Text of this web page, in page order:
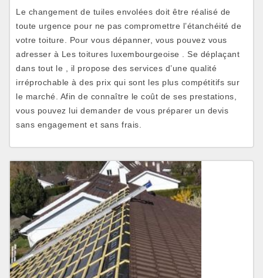
Le changement de tuiles envolées doit être réalisé de
toute urgence pour ne pas compromettre l’étanchéité de
votre toiture. Pour vous dépanner, vous pouvez vous
adresser à Les toitures luxembourgeoise . Se déplaçant
dans tout le , il propose des services d’une qualité
irréprochable à des prix qui sont les plus compétitifs sur
le marché. Afin de connaître le coût de ses prestations,
vous pouvez lui demander de vous préparer un devis
sans engagement et sans frais.